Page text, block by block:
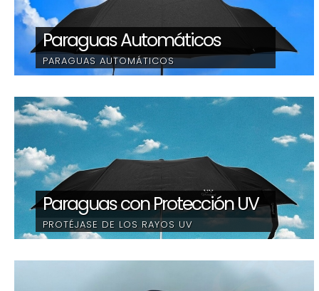
Paraguas Automáticos
PARAGUAS AUTOMÁTICOS
Paraguas con Protección UV
PROTÉJASE DE LOS RAYOS UV